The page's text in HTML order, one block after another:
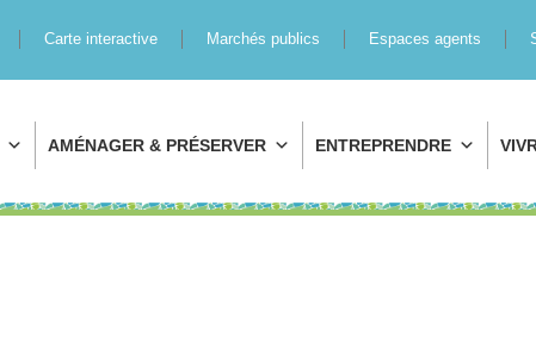
Carte interactive Marchés publics Espaces agents
AMÉNAGER & PRÉSERVER ENTREPRENDRE